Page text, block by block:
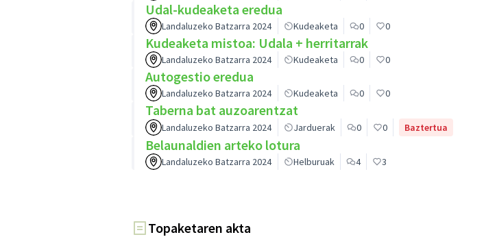
Udal-kudeaketa eredua
Landaluzeko Batzarra 2024 Kudeaketa 0 0
Kudeaketa mistoa: Udala + herritarrak
Landaluzeko Batzarra 2024 Kudeaketa 0 0
Autogestio eredua
Landaluzeko Batzarra 2024 Kudeaketa 0 0
Taberna bat auzoarentzat
Landaluzeko Batzarra 2024 Jarduerak 0 0 Baztertua
Belaunaldien arteko lotura
Landaluzeko Batzarra 2024 Helburuak 4 3
Topaketaren akta